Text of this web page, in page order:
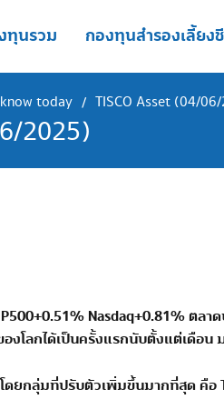
ทุนรวม กองทุนสำรองเลี้ยง
today / TISCO Asset (04/
2025)
Nasdaq+0.81% ตลา
องโลกได้เป็นครั้งแรกนับตั้งแต่เดือน
ดยกลุ่มที่ปรับตัวเพิ่มขึ้นมากที่สุด คือ